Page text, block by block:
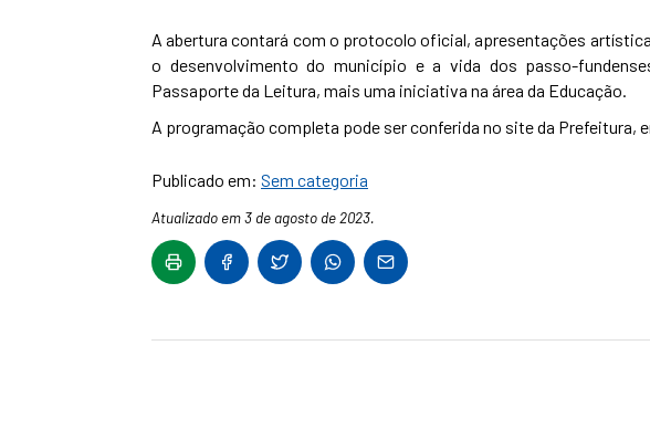
A abertura contará com o protocolo oficial, apresentações
o desenvolvimento do município e a vida dos passo-
Passaporte da Leitura, mais uma iniciativa na área da Educação.
A programação completa pode ser conferida no site da
Publicado em: Sem categoria
Atualizado em 3 de agosto de 2023.